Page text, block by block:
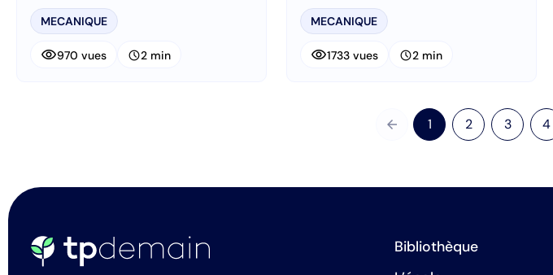
MECANIQUE
visibility970 vues schedule2 min
MECANIQUE
visibility1733 vues schedule2 min
arrow_backPrécédent
1 2 3 4
Bibliothèque